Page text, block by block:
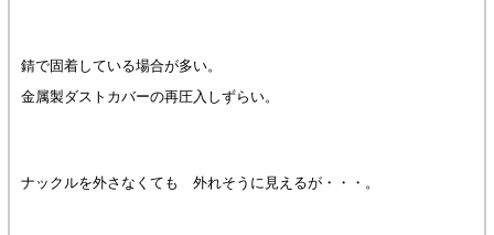
錆で固着している場合が多い。
金属製ダストカバーの再圧入しずらい。
ナックルを外さなくても 外れそうに見えるが・・・。